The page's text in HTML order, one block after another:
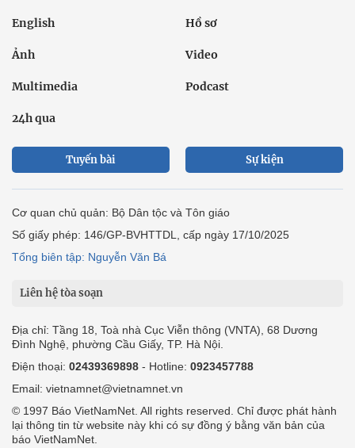
English Hồ sơ
Ảnh Video
Multimedia Podcast
24h qua
Tuyến bài Sự kiện
Cơ quan chủ quản: Bộ Dân tộc và Tôn giáo
Số giấy phép: 146/GP-BVHTTDL, cấp ngày 17/10/2025
Tổng biên tập: Nguyễn Văn Bá
Liên hệ tòa soạn
Địa chỉ: Tầng 18, Toà nhà Cục Viễn thông (VNTA), 68 Dương
Đình Nghệ, phường Cầu Giấy, TP. Hà Nội.
Điện thoại: 02439369898 - Hotline: 0923457788
Email: vietnamnet@vietnamnet.vn
© 1997 Báo VietNamNet. All rights reserved. Chỉ được phát hành
lại thông tin từ website này khi có sự đồng ý bằng văn bản của
báo VietNamNet.